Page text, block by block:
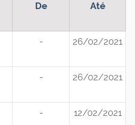
De Até
- 26/02/2021
- 26/02/2021
- 12/02/2021